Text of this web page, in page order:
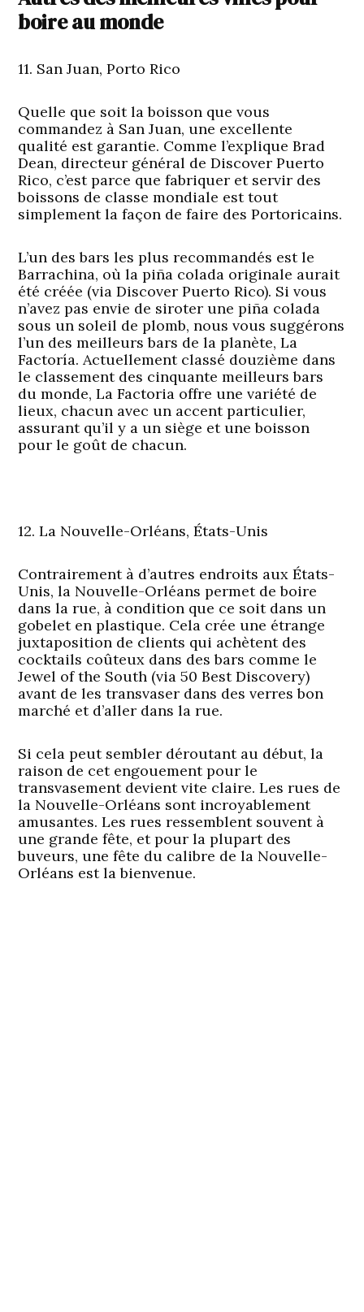
boire au monde
11. San Juan, Porto Rico
Quelle que soit la boisson que vous
commandez à San Juan, une excellente
qualité est garantie. Comme l’explique Brad
Dean, directeur général de Discover Puerto
Rico, c’est parce que fabriquer et servir des
boissons de classe mondiale est tout
simplement la façon de faire des Portoricains.
L’un des bars les plus recommandés est le
Barrachina, où la piña colada originale aurait
été créée (via Discover Puerto Rico). Si vous
n’avez pas envie de siroter une piña colada
sous un soleil de plomb, nous vous suggérons
l’un des meilleurs bars de la planète, La
Factoría. Actuellement classé douzième dans
le classement des cinquante meilleurs bars
du monde, La Factoria offre une variété de
lieux, chacun avec un accent particulier,
assurant qu’il y a un siège et une boisson
pour le goût de chacun.
12. La Nouvelle-Orléans, États-Unis
Contrairement à d’autres endroits aux États-
Unis, la Nouvelle-Orléans permet de boire
dans la rue, à condition que ce soit dans un
gobelet en plastique. Cela crée une étrange
juxtaposition de clients qui achètent des
cocktails coûteux dans des bars comme le
Jewel of the South (via 50 Best Discovery)
avant de les transvaser dans des verres bon
marché et d’aller dans la rue.
Si cela peut sembler déroutant au début, la
raison de cet engouement pour le
transvasement devient vite claire. Les rues de
la Nouvelle-Orléans sont incroyablement
amusantes. Les rues ressemblent souvent à
une grande fête, et pour la plupart des
buveurs, une fête du calibre de la Nouvelle-
Orléans est la bienvenue.